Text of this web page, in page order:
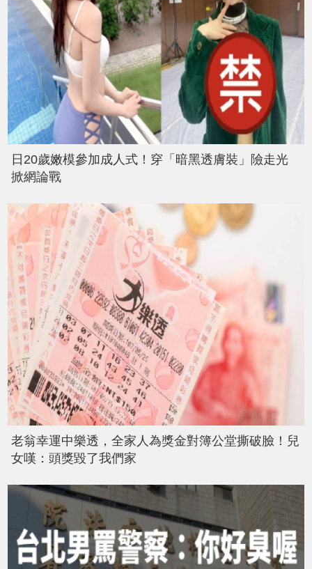
日20歲嫩模參加成人式！穿「暗黑透膚裝」險走光
掀網論戰
老翁幸運中樂透，全家人為獎金對簿公堂撕破臉！兒
女嘆：頭獎毀了我們家